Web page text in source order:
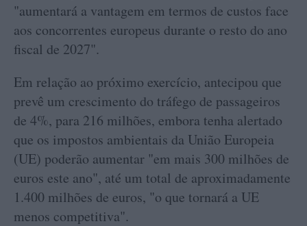
"aumentará a vantagem em termos de custos face
aos concorrentes europeus durante o resto do ano
fiscal de 2027".
Em relação ao próximo exercício, antecipou que
prevê um crescimento do tráfego de passageiros
de 4%, para 216 milhões, embora tenha alertado
que os impostos ambientais da União Europeia
(UE) poderão aumentar "em mais 300 milhões de
euros este ano", até um total de aproximadamente
1.400 milhões de euros, "o que tornará a UE
menos competitiva".